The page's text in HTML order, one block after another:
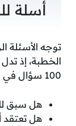
أسلة
توجه الأسئلة
الخطبة، إذ
100 سؤال في الحب للحبيب:
هل سبق
هل تعتقد